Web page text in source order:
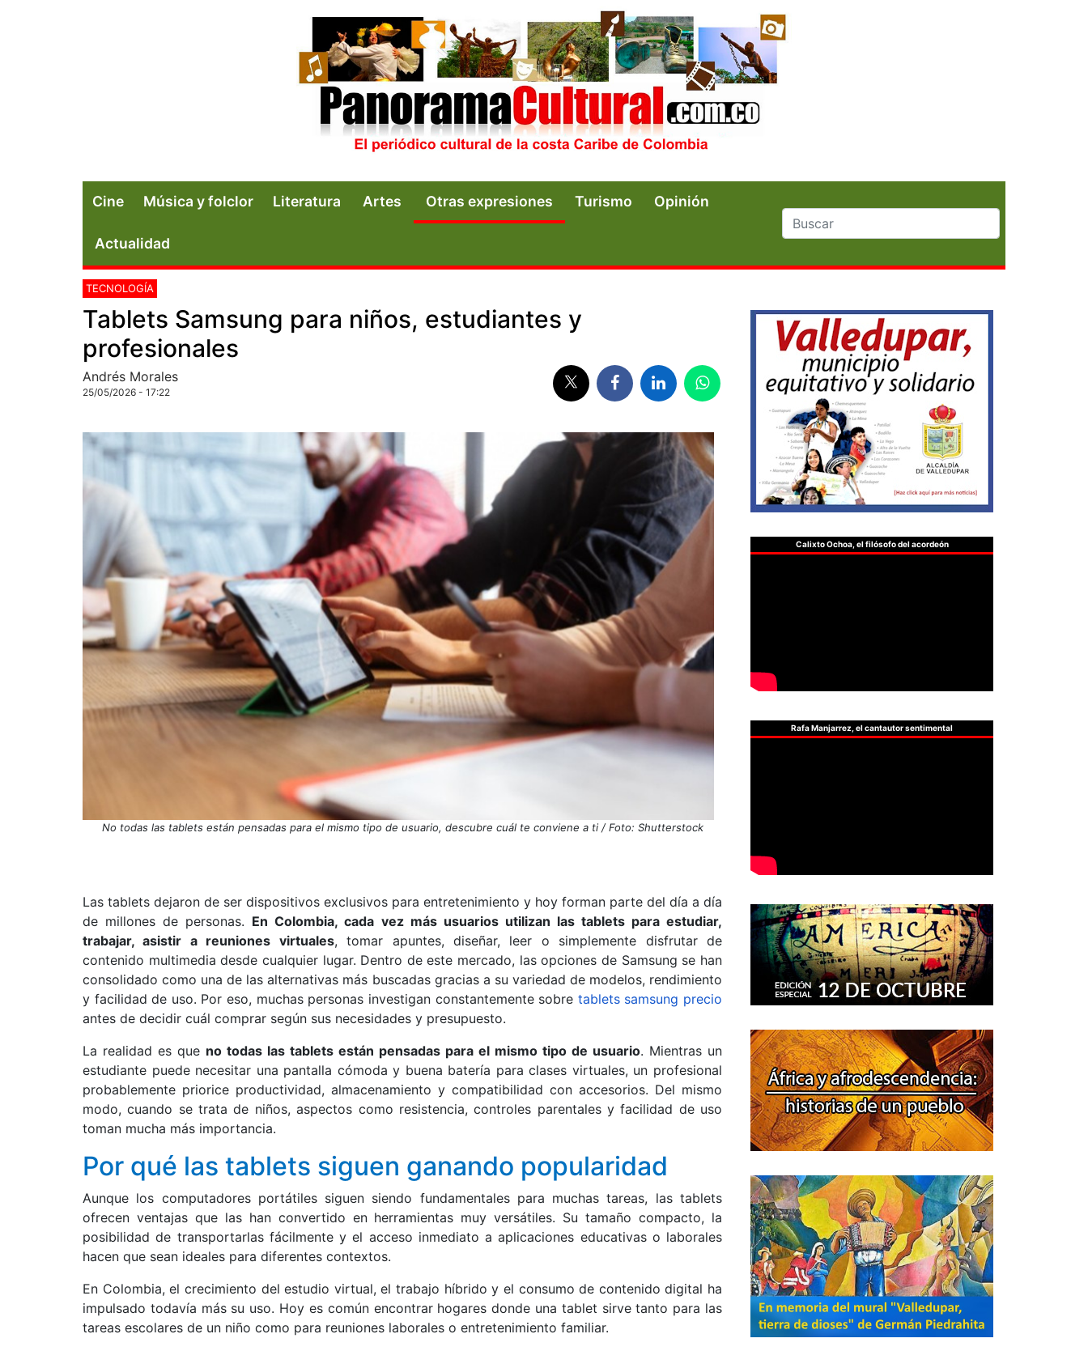
Cine Música y folclor Literatura Artes Otras expresiones Turismo Opinión
Actualidad
TECNOLOGÍA
Tablets Samsung para niños, estudiantes y
profesionales
Andrés Morales
25/05/2026 - 17:22
No todas las tablets están pensadas para el mismo tipo de usuario, descubre cuál te conviene a ti / Foto: Shutterstock
Las tablets dejaron de ser dispositivos exclusivos para entretenimiento y hoy forman parte del día a día
de millones de personas. En Colombia, cada vez más usuarios utilizan las tablets para estudiar,
trabajar, asistir a reuniones virtuales, tomar apuntes, diseñar, leer o simplemente disfrutar de
contenido multimedia desde cualquier lugar. Dentro de este mercado, las opciones de Samsung se han
consolidado como una de las alternativas más buscadas gracias a su variedad de modelos, rendimiento
y facilidad de uso. Por eso, muchas personas investigan constantemente sobre tablets samsung precio
antes de decidir cuál comprar según sus necesidades y presupuesto.
La realidad es que no todas las tablets están pensadas para el mismo tipo de usuario. Mientras un
estudiante puede necesitar una pantalla cómoda y buena batería para clases virtuales, un profesional
probablemente priorice productividad, almacenamiento y compatibilidad con accesorios. Del mismo
modo, cuando se trata de niños, aspectos como resistencia, controles parentales y facilidad de uso
toman mucha más importancia.
Por qué las tablets siguen ganando popularidad
Aunque los computadores portátiles siguen siendo fundamentales para muchas tareas, las tablets
ofrecen ventajas que las han convertido en herramientas muy versátiles. Su tamaño compacto, la
posibilidad de transportarlas fácilmente y el acceso inmediato a aplicaciones educativas o laborales
hacen que sean ideales para diferentes contextos.
En Colombia, el crecimiento del estudio virtual, el trabajo híbrido y el consumo de contenido digital ha
impulsado todavía más su uso. Hoy es común encontrar hogares donde una tablet sirve tanto para las
tareas escolares de un niño como para reuniones laborales o entretenimiento familiar.
Calixto Ochoa, el filósofo del acordeón
Rafa Manjarrez, el cantautor sentimental